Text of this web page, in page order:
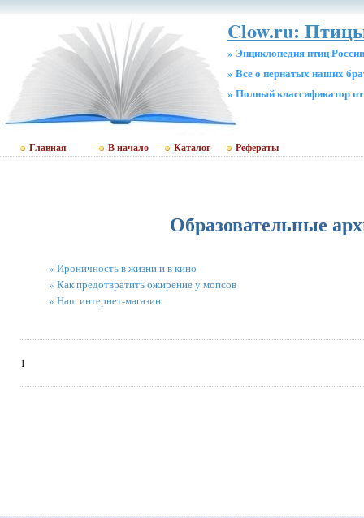
Clow.ru:
» Энциклопедия птиц России
» Все о пернатых наших
» Полный классификатор
Главная В начало Каталог Рефераты
Образовательные
» Ироничность в жизни и в кино
» Как предотвратить ожирение у мопсов
» Наш интернет-магазин
1